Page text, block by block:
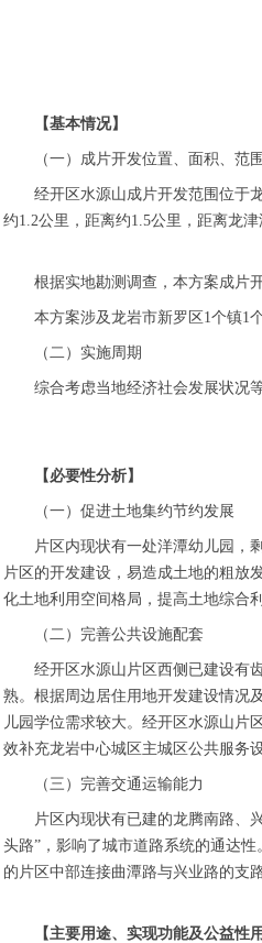
【基本情况】
（一）成片开发位置、面积、范围
经开区水源山成片开发范围位于
约1.2公里，距离约1.5公里，距离龙
根据实地勘测调查，本方案成片
本方案涉及龙岩市新罗区1个镇1
（二）实施周期
综合考虑当地经济社会发展状况
【必要性分析】
（一）促进土地集约节约发展
片区内现状有一处洋潭幼儿园，
片区的开发建设，易造成土地的粗放
化土地利用空间格局，提高土地综合
（二）完善公共设施配套
经开区水源山片区西侧已建设有
熟。根据周边居住用地开发建设情况
儿园学位需求较大。经开区水源山片
效补充龙岩中心城区主城区公共服务
（三）完善交通运输能力
片区内现状有已建的龙腾南路、
头路”，影响了城市道路系统的通达
的片区中部连接曲潭路与兴业路的支
【主要用途、实现功能及公益性